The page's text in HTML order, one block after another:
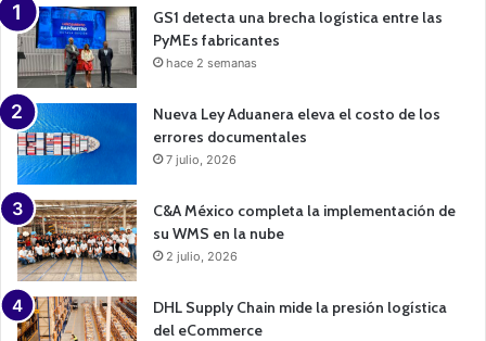
n
GS1 detecta una brecha logística entre las
PyMEs fabricantes
hace 2 semanas
Nueva Ley Aduanera eleva el costo de los
errores documentales
7 julio, 2026
C&A México completa la implementación de
su WMS en la nube
2 julio, 2026
DHL Supply Chain mide la presión logística
del eCommerce